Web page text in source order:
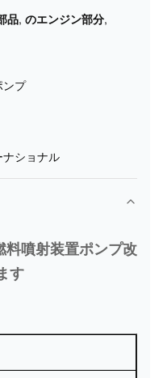
品, のエンジン部分,
ンプ
ショナル
料噴射装置ポンプ改
す